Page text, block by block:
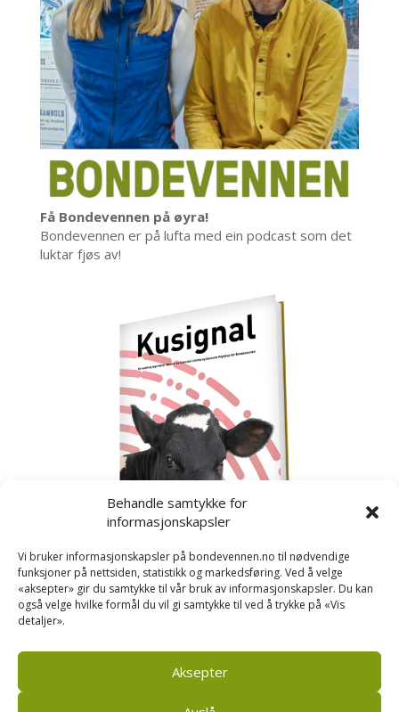
Behandle samtykke for
informasjonskapsler
Vi bruker informasjonskapsler på bondevennen.no til nødvendige
funksjoner på nettsiden, statistikk og markedsføring. Ved å velge
«aksepter» gir du samtykke til vår bruk av informasjonskapsler. Du kan
også velge hvilke formål du vil gi samtykke til ved å trykke på «Vis
detaljer».
Aksepter
Få Bondevennen på øyra!
Bondevennen er på lufta med ein podcast som det
luktar fjøs av!
Kusignal